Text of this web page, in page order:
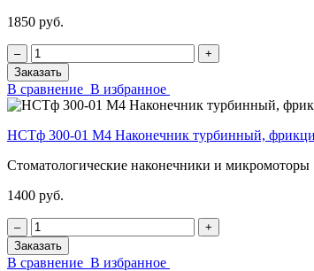
1850 руб.
‒
+
Заказать
В сравнение В избранное
НСТф 300-01 М4 Наконечник турбинный,
Стоматологические наконечники и микромоторы
1400 руб.
‒
+
Заказать
В сравнение В избранное